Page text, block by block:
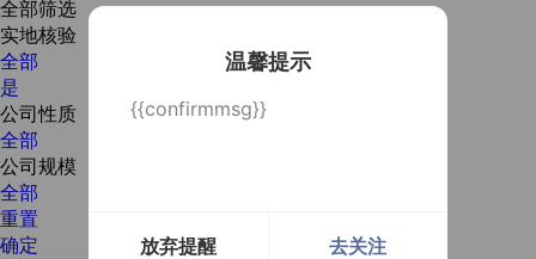
温馨提示
{{confirmmsg}}
放弃提醒 去关注
全部筛选
实地核验
全部
是
公司性质
全部
公司规模
全部
重置
确定